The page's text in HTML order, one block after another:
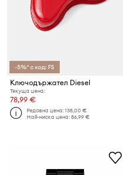
-5%* с код: FS
Ключодържател Diesel
Текуща цена:
78,99 €
Редовна цена:138,00 €
Най-ниска цена:86,99 €